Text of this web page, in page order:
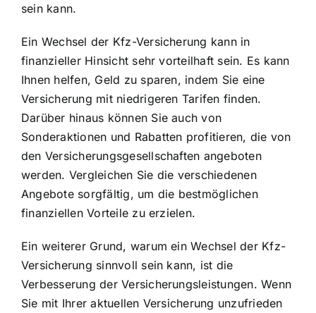
sein kann.
Ein Wechsel der Kfz-Versicherung kann in
finanzieller Hinsicht sehr vorteilhaft sein. Es kann
Ihnen helfen, Geld zu sparen, indem Sie eine
Versicherung mit niedrigeren Tarifen finden.
Darüber hinaus können Sie auch von
Sonderaktionen und Rabatten profitieren, die von
den Versicherungsgesellschaften angeboten
werden. Vergleichen Sie die verschiedenen
Angebotesorgfältig, um die bestmöglichen
finanziellen Vorteile zu erzielen.
Ein weiterer Grund, warum ein Wechsel der Kfz-
Versicherung sinnvoll sein kann, ist die
Verbesserung der Versicherungsleistungen. Wenn
Sie mit Ihrer aktuellen Versicherung unzufrieden